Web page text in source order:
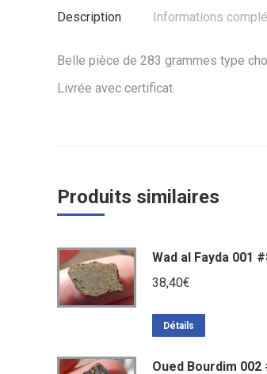
Description Informations
Belle pièce de 283 grammes type
Livrée avec certificat.
Produits similaires
Wad al Fayda 001
38,40€
Détails
Oued Bourdim 002